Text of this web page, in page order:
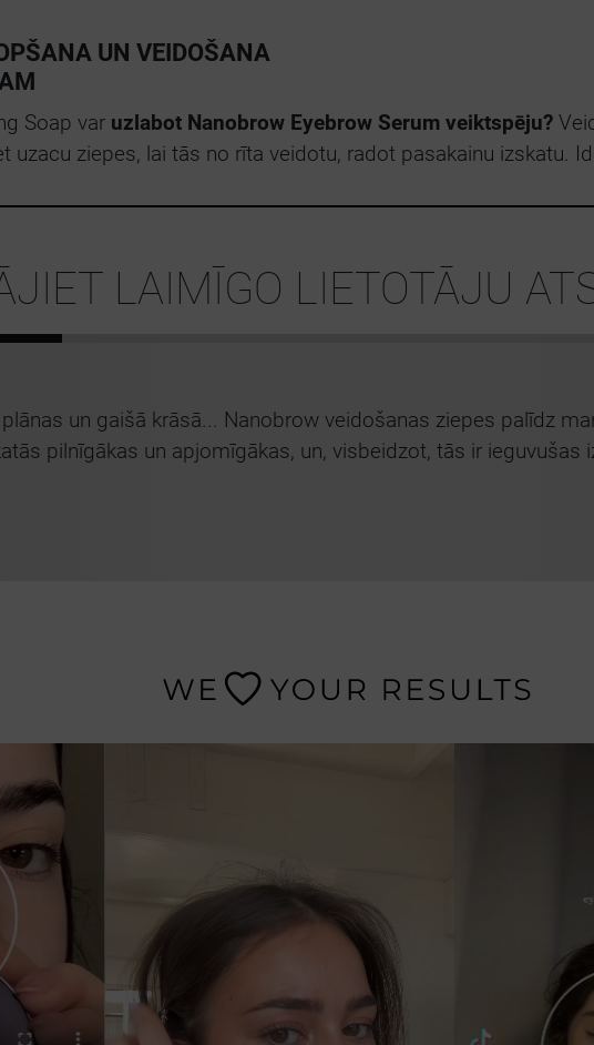
UN VEIDOŠANA
Soap var uzlabot Nanobrow Eyebrow Serum veiktspēju?
uzacu ziepes, lai tās no rīta veidotu, radot pasakainu izskatu.
LAIMĪGO LIETOTĀJU
un gaišā krāsā... Nanobrow veidošanas ziepes palīdz
pilnīgākas un apjomīgākas, un, visbeidzot, tās ir ieguvušas